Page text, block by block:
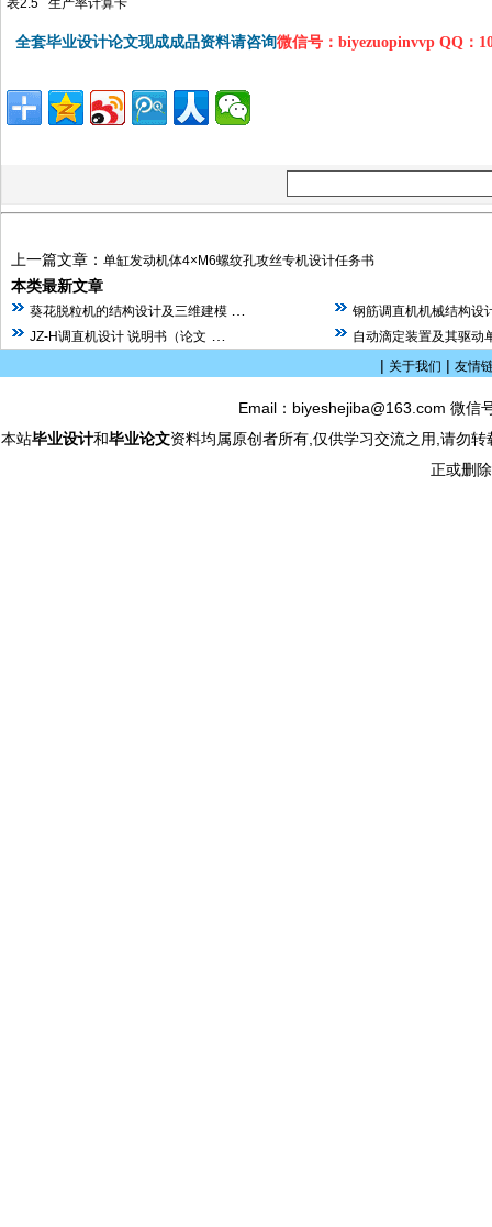
全套毕业设计论文现成成品资料请咨询微信号：biyezuopinvvp QQ
上一篇文章： 单缸发动机体4×M6螺纹孔攻丝专机设计任务书
本类最新文章
葵花脱粒机的结构设计及三维建模
钢筋调直机机械结构设
JZ-H调直机设计 说明书（论文
自动滴定装置及其驱动
| 关于我们 | 友情
Email：biyeshejiba@163.com 微
本站毕业设计和毕业论文资料均属原创者所有,仅供学习交流之用,请勿
正或删